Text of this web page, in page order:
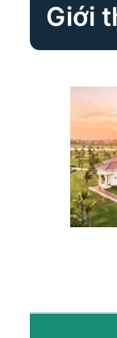
Giới